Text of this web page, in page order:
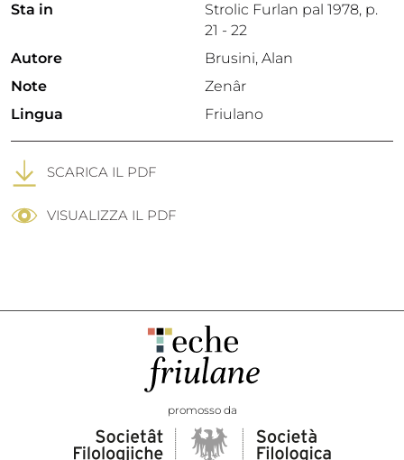
Sta in Strolic Furlan pal 1978, p.
21 - 22
Autore
Brusini, Alan
Note
Zenâr
Lingua
Friulano
SCARICA IL PDF
VISUALIZZA IL PDF
promosso da